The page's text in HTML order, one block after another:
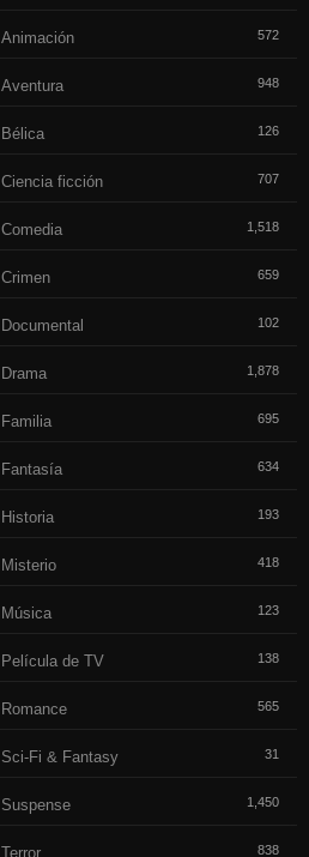
Animación 572
Aventura 948
Bélica 126
Ciencia ficción 707
Comedia 1,518
Crimen 659
Documental 102
Drama 1,878
Familia 695
Fantasía 634
Historia 193
Misterio 418
Música 123
Película de TV 138
Romance 565
Sci-Fi & Fantasy 31
Suspense 1,450
Terror 838